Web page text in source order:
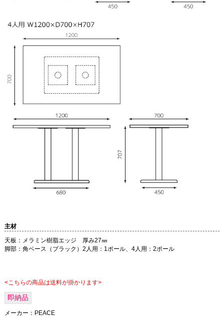
主材
天板：メラミン樹脂エッジ 厚み27㎜
脚部：角ベース（ブラック）2人用：1ポール、4人用：2ポール
<こちらの商品は送料が掛かります>
即納品
メーカー： PEACE